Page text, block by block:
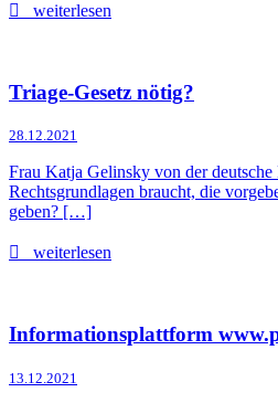
weiterlesen
Triage-Gesetz nötig?
28.12.2021
Frau Katja Gelinsky von der
Rechtsgrundlagen braucht, die
geben? […]
weiterlesen
Informationsplattform
13.12.2021